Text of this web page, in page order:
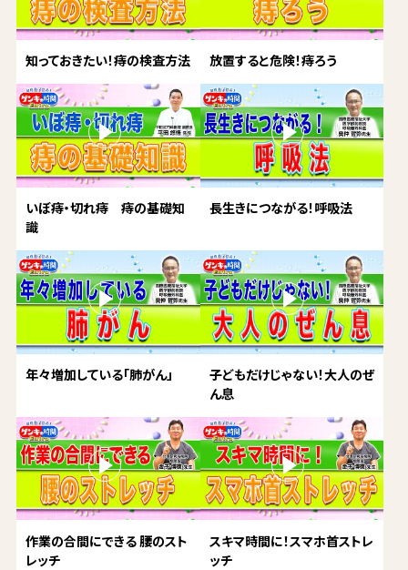
知っておきたい！痔の検査方法 放置すると危険！痔ろう
いぼ痔・切れ痔 痔の基礎知
識
長生きにつながる！呼吸法
年々増加している「肺がん」
子どもだけじゃない！大人のぜ
ん息
作業の合間にできる 腰のスト
レッチ
スキマ時間に！スマホ首ストレ
ッチ